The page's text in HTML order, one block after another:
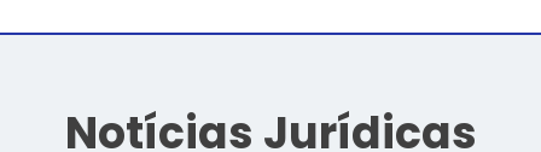
Notícias Jurídicas